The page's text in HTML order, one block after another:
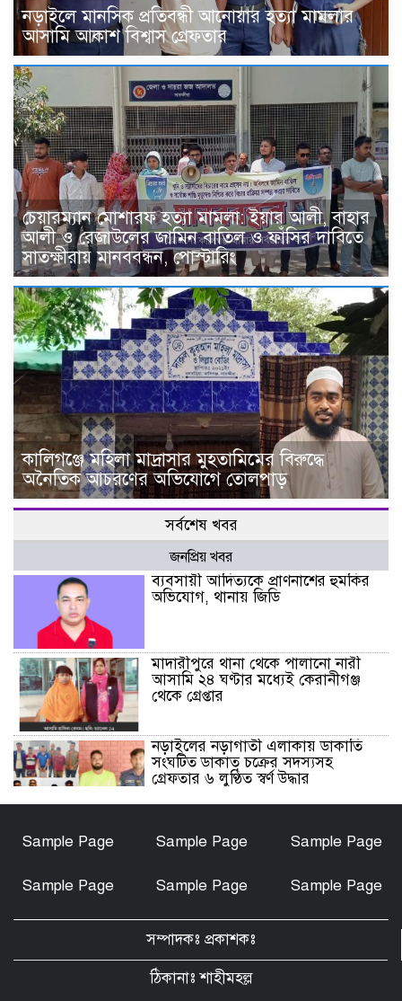
নড়াইলে মানসিক প্রতিবন্ধী আনোয়ার হত্যা মামলার
আসামি আকাশ বিশ্বাস গ্রেফতার
চেয়ারম্যান মোশারফ হত্যা মামলা: ইয়ার আলী, বাহার
আলী ও রেজাউলের জামিন বাতিল ও ফাঁসির দাবিতে
সাতক্ষীরায় মানববন্ধন, পোস্টারিং
কালিগঞ্জে মহিলা মাদ্রাসার মুহতামিমের বিরুদ্ধে
অনৈতিক আচরণের অভিযোগে তোলপাড়
সর্বশেষ খবর
জনপ্রিয় খবর
ব্যবসায়ী আদিত্যকে প্রাণনাশের হুমকির
অভিযোগ, থানায় জিডি
মাদারীপুরে থানা থেকে পালানো নারী
আসামি ২৪ ঘণ্টার মধ্যেই কেরানীগঞ্জ
থেকে গ্রেপ্তার
নড়াইলের নড়াগাতী এলাকায় ডাকাতি
সংঘটিত ডাকাত চক্রের সদস্যসহ
গ্রেফতার ৬ লুণ্ঠিত স্বর্ণ উদ্ধার
হত্যা মামলার আসামি আকাশ বিশ্বাস
আলী, বাহার আলী ও রেজাউলের জামিন
বাতিল ও ফাঁসির দাবিতে সাতক্ষীরায়
মানববন্ধন, পোস্টারিং
Sample Page Sample Page Sample Page
Sample Page Sample Page Sample Page
সম্পাদকঃ প্রকাশকঃ
ঠিকানাঃ শাহীমহল্ল